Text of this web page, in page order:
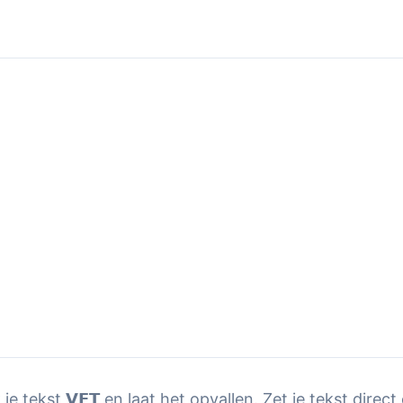
je tekst 𝗩𝗘𝗧 en laat het opvallen. Zet je tekst direct